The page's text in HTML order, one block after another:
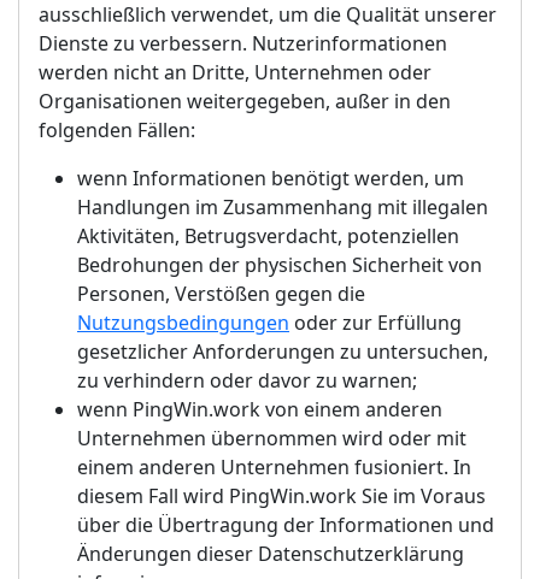
ausschließlich verwendet, um die Qualität unserer
Dienste zu verbessern. Nutzerinformationen
werden nicht an Dritte, Unternehmen oder
Organisationen weitergegeben, außer in den
folgenden Fällen:
wenn Informationen benötigt werden, um
Handlungen im Zusammenhang mit illegalen
Aktivitäten, Betrugsverdacht, potenziellen
Bedrohungen der physischen Sicherheit von
Personen, Verstößen gegen die
Nutzungsbedingungen oder zur Erfüllung
gesetzlicher Anforderungen zu untersuchen,
zu verhindern oder davor zu warnen;
wenn PingWin.work von einem anderen
Unternehmen übernommen wird oder mit
einem anderen Unternehmen fusioniert. In
diesem Fall wird PingWin.work Sie im Voraus
über die Übertragung der Informationen und
Änderungen dieser Datenschutzerklärung